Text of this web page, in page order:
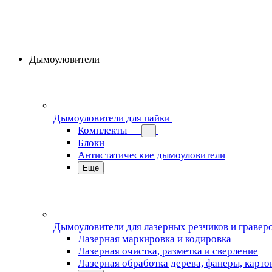
Дымоуловители
Дымоуловители для пайки
Комплекты
Блоки
Антистатические дымоуловители
Еще
Дымоуловители для лазерных резчиков и
Лазерная маркировка и кодировка
Лазерная очистка, разметка и сверление
Лазерная обработка дерева, фанеры,